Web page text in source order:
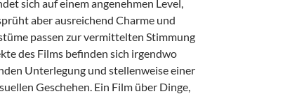
sich auf einem angenehmen Level,
aber ausreichend Charme und
passen zur vermittelten Stimmung
des Films befinden sich irgendwo
Unterlegung und stellenweise einer
Geschehen. Ein Film über Dinge,